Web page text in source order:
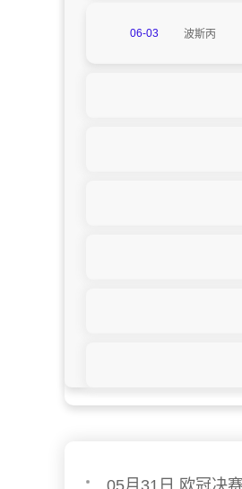
06-03 波斯丙
05月31日 欧冠决